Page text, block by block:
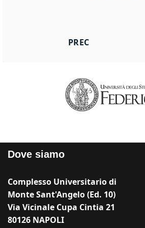
ARTICOLO
PREC
Dove siamo
Complesso Universitario di
Monte Sant'Angelo (Ed. 10)
Via Vicinale Cupa Cintia 21
80126 NAPOLI